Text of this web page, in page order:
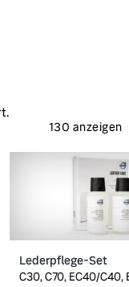
130 anzeigen
Lederpflege-Set
C30, C70, EC40/C40,